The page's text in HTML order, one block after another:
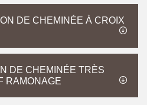
DE CHEMINÉE À CROIX
DE CHEMINÉE TRÈS
RAMONAGE